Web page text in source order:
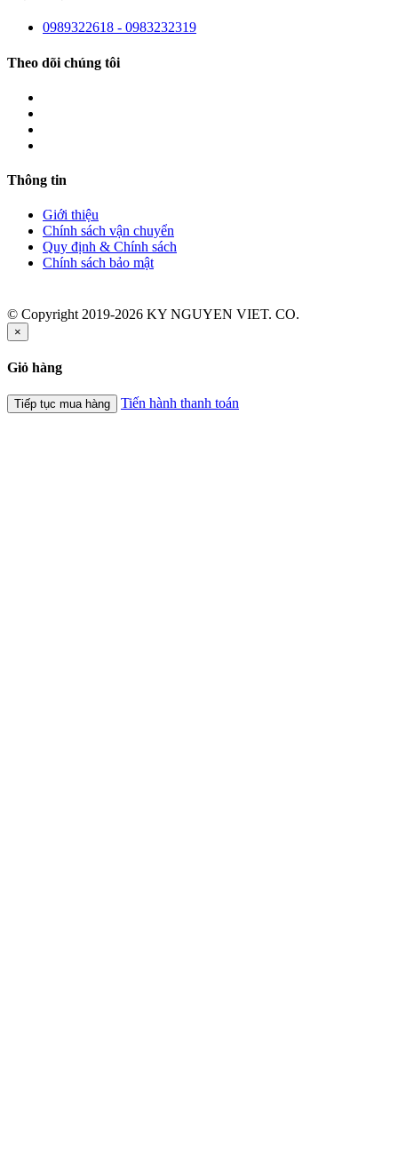
0989322618 - 0983232319
Theo dõi chúng tôi
Thông tin
Giới thiệu
Chính sách vận chuyển
Quy định & Chính sách
Chính sách bảo mật
© Copyright 2019-2026 KY NGUYEN VIET. CO.
×
Giỏ hàng
Tiếp tục mua hàng Tiến hành thanh toán